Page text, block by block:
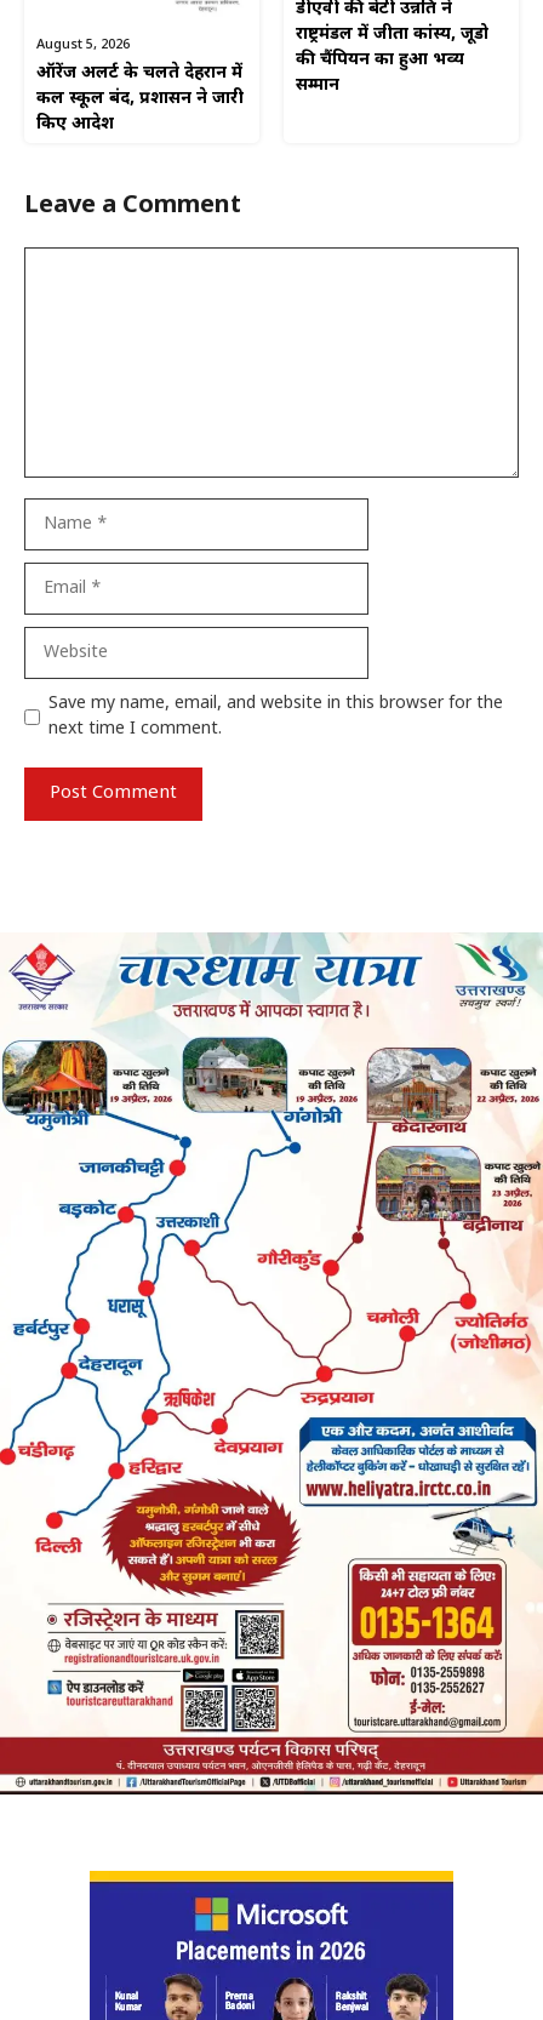
August 5, 2026
ऑरेंज अलर्ट के चलते देहरादून में
कल स्कूल बंद, प्रशासन ने जारी
किए आदेश
डीएवी की बेटी उन्नति ने
राष्ट्रमंडल में जीता कांस्य, जूडो
की चैंपियन का हुआ भव्य
सम्मान
Leave a Comment
Website
Save my name, email, and website in this browser for the
next time I comment.